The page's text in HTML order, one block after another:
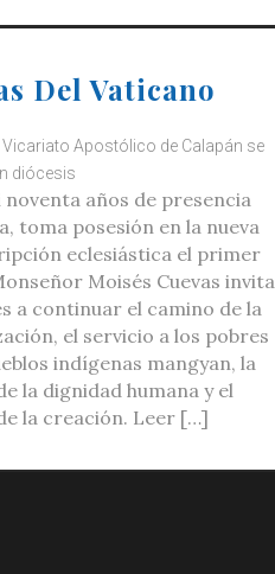
Del Vaticano
Vicariato Apostólico de Calapán se
diócesis
noventa años de presencia
toma posesión en la nueva
eclesiástica el primer
Moisés Cuevas invita
a continuar el camino de la
el servicio a los pobres
indígenas mangyan, la
la dignidad humana y el
la creación. Leer […]